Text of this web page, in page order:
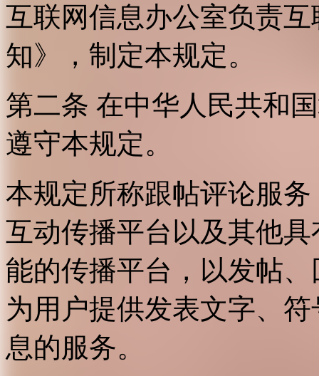
互联网信息办公室负责
知》，制定本规定。
第二条 在中华人民共和
遵守本规定。
本规定所称跟帖评论服
互动传播平台以及其他
能的传播平台，以发帖
为用户提供发表文字、
息的服务。